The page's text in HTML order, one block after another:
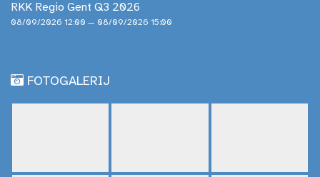
RKK Regio Gent Q3 2026
08/09/2026 12:00 — 08/09/2026 15:00
FOTOGALERIJ